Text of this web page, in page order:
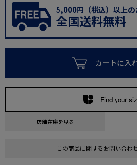
5,000円（税込）以上の
全国送料無料
カートに入
Find your
店舗在庫を見る
この商品に関するお問い合わ